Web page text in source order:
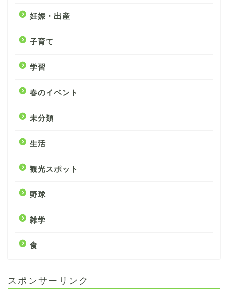
妊娠・出産
子育て
学習
春のイベント
未分類
生活
観光スポット
野球
雑学
食
スポンサーリンク